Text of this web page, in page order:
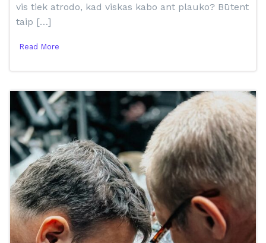
vis tiek atrodo, kad viskas kabo ant plauko? Būtent
taip […]
Read More